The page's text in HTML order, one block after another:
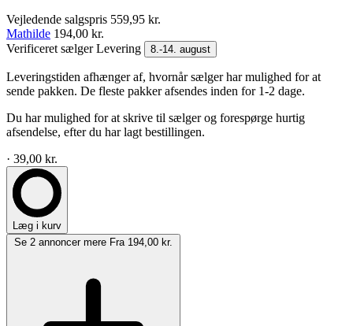
Vejledende salgspris 559,95 kr.
Mathilde 194,00 kr.
Verificeret sælgerLevering 8.-14. august
Leveringstiden afhænger af, hvornår sælger har mulighed for at
sende pakken. De fleste pakker afsendes inden for 1-2 dage.
Du har mulighed for at skrive til sælger og forespørge hurtig
afsendelse, efter du har lagt bestillingen.
· 39,00 kr.
Læg i kurv
Se 2 annoncer mere Fra 194,00 kr.